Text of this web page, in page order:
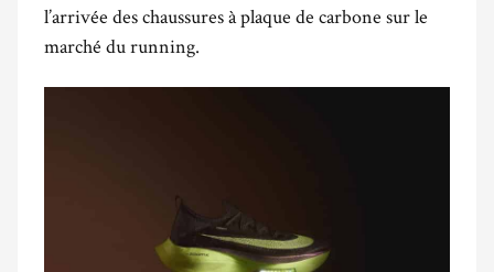
l’arrivée des chaussures à plaque de carbone sur le
marché du running.